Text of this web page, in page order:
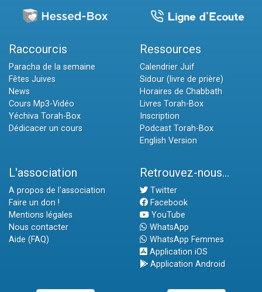
Raccourcis
Paracha de la semaine
Fêtes Juives
News
Cours Mp3-Vidéo
Yéchiva Torah-Box
Dédicacer un cours
Ressources
Calendrier Juif
Sidour (livre de prière)
Horaires de Chabbath
Livres Torah-Box
Inscription
Podcast Torah-Box
English Version
L'association
A propos de l'association
Faire un don !
Mentions légales
Nous contacter
Aide (FAQ)
Retrouvez-nous...
Twitter
Facebook
YouTube
WhatsApp
WhatsApp Femmes
Application iOS
Application Android